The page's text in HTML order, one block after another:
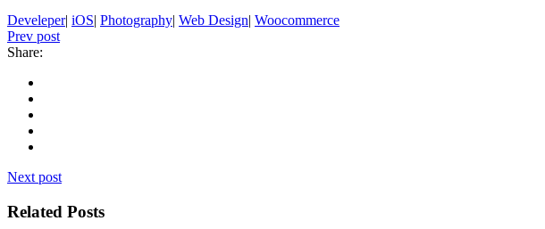
Develeper| iOS| Photography| Web Design| Woocommerce
Prev post
Share:
Next post
Related Posts